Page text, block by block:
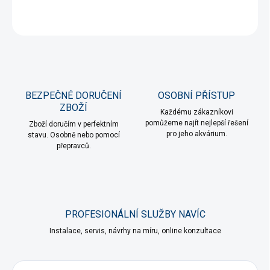
BEZPEČNÉ DORUČENÍ
ZBOŽÍ
Zboží doručím v perfektním
stavu. Osobně nebo pomocí
přepravců.
OSOBNÍ PŘÍSTUP
Každému zákazníkovi
pomůžeme najít nejlepší řešení
pro jeho akvárium.
PROFESIONÁLNÍ SLUŽBY NAVÍC
Instalace, servis, návrhy na míru, online konzultace